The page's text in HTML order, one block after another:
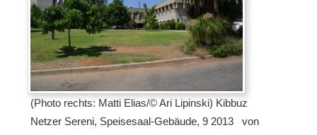
(Photo rechts: Matti Elias/© Ari Lipinski) Kibbuz
Netzer Sereni, Speisesaal-Gebäude, 9 2013 von